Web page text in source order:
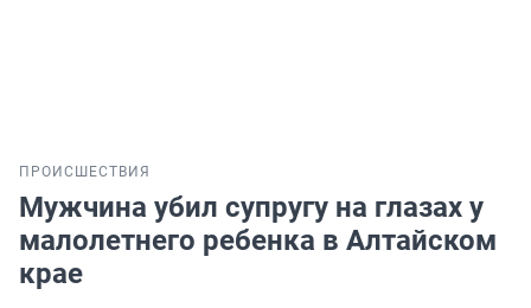
ПРОИСШЕСТВИЯ
Мужчина убил супругу на глазах у
малолетнего ребенка в Алтайском
крае